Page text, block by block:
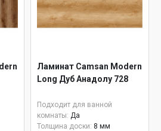
Ламинат Camsan Modern
Long Дуб Анадолу 728
Подходит для ванной
комнаты: Да
Толщина доски: 8 мм